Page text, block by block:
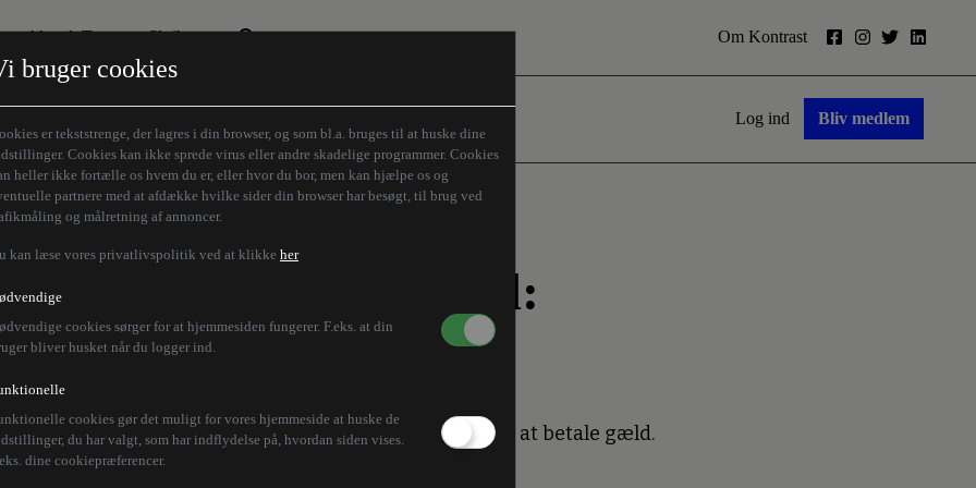
bruger cookies
er tekststrenge, der lagres i din browser, og som bl.a. bruges til at huske dine
Cookies kan ikke sprede virus eller andre skadelige programmer. Cookies
heller ikke fortælle os hvem du er, eller hvor du bor, men kan hjælpe os og
partnere med at afdække hvilke sider din browser har besøgt, til brug ved
og målretning af annoncer.
kan læse vores privatlivspolitik ved at klikke her
cookies sørger for at hjemmesiden fungerer. F.eks. at din
bliver husket når du logger ind.
cookies gør det muligt for vores hjemmeside at huske de
du har valgt, som har indflydelse på, hvordan siden vises.
dine cookiepræferencer.
Aktuelt Tema
Den borgelige brille
Humaniora forfra
Store Danskere
Skribenter
Z-aksen
Om Kontrast
Log ind Bliv medlem
få lov at betale gæld:
ind i sagen
Gældsstyrelsen på, hvorfor borgere ikke kan få lov til at betale gæld.